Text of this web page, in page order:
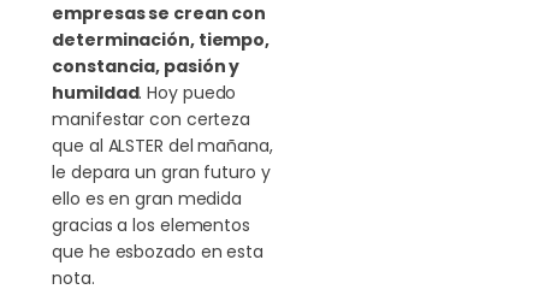
empresas se crean con
determinación, tiempo,
constancia, pasión y
humildad. Hoy puedo
manifestar con certeza
que al ALSTER del mañana,
le depara un gran futuro y
ello es en gran medida
gracias a los elementos
que he esbozado en esta
nota.